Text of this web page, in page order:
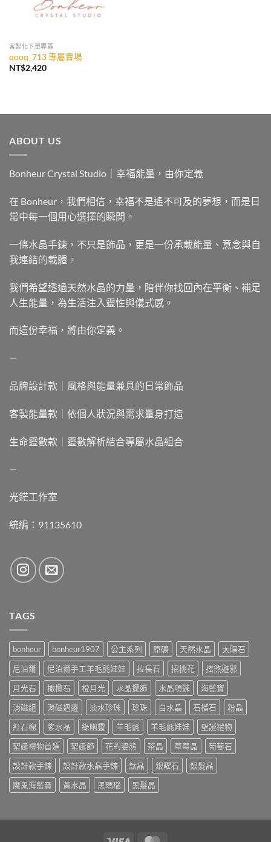
客製化下單專區
qooq_713 專屬賣場
NT$2,420
ABOUT US
Bonheur Crystal Studio｜幸福能量，由你定義
在 Bonheur，我們相信，幸福不是遙不可及的夢想，而是日
常中每一個用心選擇的瞬間。
一條水晶手鍊，不只是飾品，更是一份承載能量、意念與自
我連結的載體。
我們希望透過天然水晶的力量，陪伴你找回內在平衡、補足
人生能量，為生活注入靈性與儀式感。
而這份幸福，將由你定義。
—
品牌設計款｜風格與能量兼具的日常飾品
客製能量款｜依個人狀況與需求量身打造
生命靈數款｜靈數解析結合專屬水晶組合
—
光鋩工作室
統編：91135610
TAGS
bonheur bonheur1907 公主系列 原礦 天然水晶
太陽石
尼泊爾
尼泊爾手工羊毛氈娃娃 拉長石 招桃花
擋煞避邪
月光石
橄欖石 橙月光 水晶擺飾 水晶項鍊
海藍寶
消磁組
消磁週邊 淡水珍珠 珍珠 白水晶 石榴石
粉晶
紅石榴
紫水晶 綠幽靈 羊毛氈 羊毛氈娃娃
聖誕禮物
聖誕禮物首選
聖誕節 花的姿態 茶晶 草莓晶
葡萄石
設計款手鍊
設計款水晶手鍊 鈦晶 銀曜石
銀髮晶
魔鬼海藍寶
黃水晶 黑瑪瑙 黑髮晶